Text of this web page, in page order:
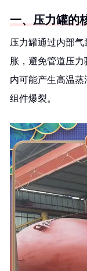
一、压力罐的
压力罐通过内部
胀，避免管道压
内可能产生高温
组件爆裂。